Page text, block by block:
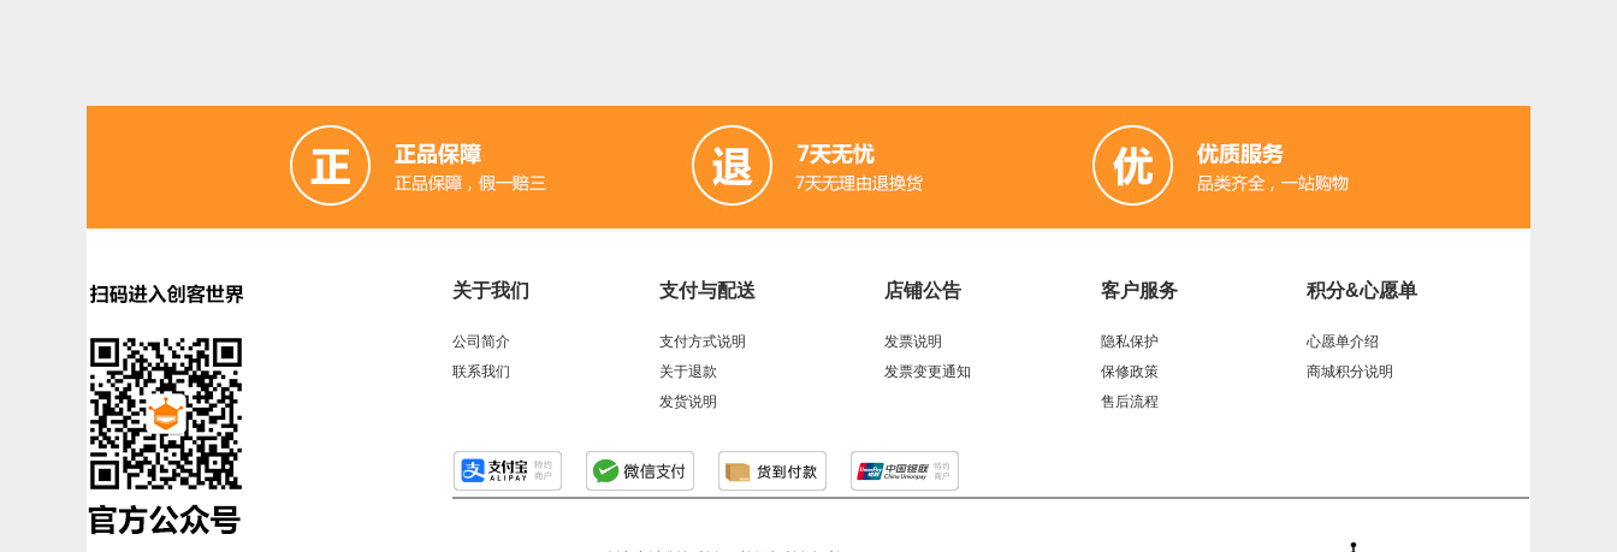
关于我们
公司简介
联系我们
支付与配送
支付方式说明
关于退款
发货说明
店铺公告
发票说明
发票变更通知
客户服务
隐私保护
保修政策
售后流程
积分&心愿单
心愿单介绍
商城积分说明